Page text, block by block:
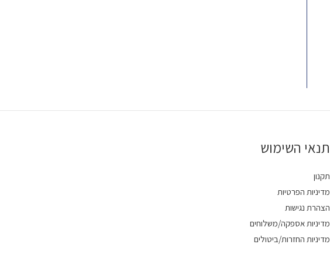
תנאי השימוש
תקנון
מדיניות הפרטיות
הצהרת נגישות
מדיניות אספקה/משלוחים
מדיניות החזרות/ביטולים